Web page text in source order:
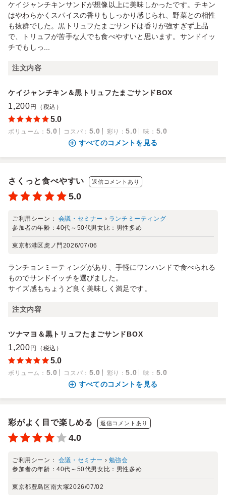
ケイジャンチキンサンドが想像以上に美味しかったです。チキン
はやわらかくスパイスの香りもしっかり感じられ、野菜との相性
も抜群でした。黒トリュフたまごサンドは香りが強すぎず上品
で、トリュフが苦手な人でも食べやすいと思います。サンドイッ
チでもしっ...
注文内容
ケイジャンチキン＆黒トリュフたまごサンドBOX
1,200 円（税込）
5.0
ボリューム ： 5.0 コスパ ： 5.0 彩り ：5.0 味 ： 5.0
すべてのコメントを見る
さくっと食べやすい 返信コメントあり
5.0
ご利用シーン： 会議・セミナー › ランチミーティング
参加者の年齢：40代～50代男女比： 男性多め
東京都港区虎ノ門 2026/07/06
ランチョンミーティングがあり、手軽にワンハンドで食べられる
ものでサンドイッチを選びました。
サイズ感もちょうど良く美味しく満足です。
注文内容
ツナマヨ＆黒トリュフたまごサンドBOX
1,200 円（税込）
5.0
ボリューム ： 5.0 コスパ ： 5.0 彩り ：5.0 味 ： 5.0
すべてのコメントを見る
彩がよく目で楽しめる 返信コメントあり
4.0
ご利用シーン： 会議・セミナー › 勉強会
参加者の年齢：40代～50代男女比： 男性多め
東京都豊島区南大塚2026/07/02